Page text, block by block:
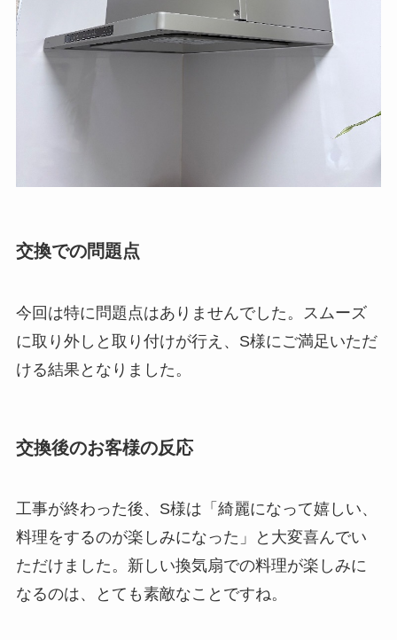
交換での問題点
今回は特に問題点はありませんでした。スムーズ
に取り外しと取り付けが行え、S様にご満足いただ
ける結果となりました。
交換後のお客様の反応
工事が終わった後、S様は「綺麗になって嬉しい、
料理をするのが楽しみになった」と大変喜んでい
ただけました。新しい換気扇での料理が楽しみに
なるのは、とても素敵なことですね。